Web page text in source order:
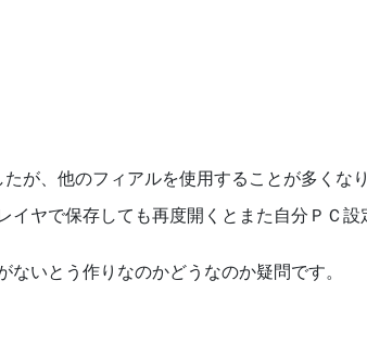
が、他のフィアルを使用することが多くなり
イヤで保存しても再度開くとまた自分ＰＣ設
いとう作りなのかどうなのか疑問です。